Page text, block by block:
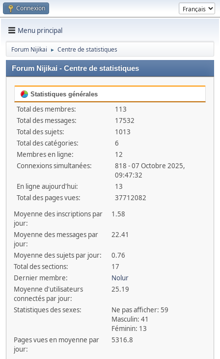
Connexion
Menu principal
Forum Nijikai ► Centre de statistiques
Forum Nijikai - Centre de statistiques
Statistiques générales
Total des membres:
113
Total des messages:
17532
Total des sujets:
1013
Total des catégories:
6
Membres en ligne:
12
Connexions simultanées:
818 - 07 Octobre 2025,
09:47:32
En ligne aujourd'hui:
13
Total des pages vues:
37712082
Moyenne des inscriptions par
jour:
1.58
Moyenne des messages par
jour:
22.41
Moyenne des sujets par jour:
0.76
Total des sections:
17
Dernier membre:
Nolur
Moyenne d'utilisateurs
connectés par jour:
25.19
Statistiques des sexes:
Ne pas afficher: 59
Masculin: 41
Féminin: 13
Pages vues en moyenne par
jour:
5316.8